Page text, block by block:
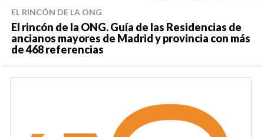
EL RINCÓN DE LA ONG
El rincón de la ONG. Guía de las Residencias de
ancianos mayores de Madrid y provincia con más
de 468 referencias